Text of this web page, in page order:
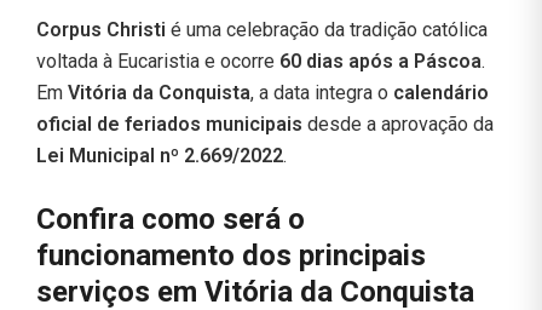
Corpus Christi é uma celebração da tradição católica
voltada à Eucaristia e ocorre 60 dias após a Páscoa.
Em Vitória da Conquista, a data integra o calendário
oficial de feriados municipais desde a aprovação da
Lei Municipal nº 2.669/2022.
Confira como será o
funcionamento dos principais
serviços em Vitória da Conquista